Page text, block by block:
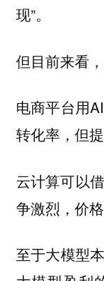
现”。
但目前来看
电商平台用
转化率，但提
云计算可以
争激烈，价格
至于大模型